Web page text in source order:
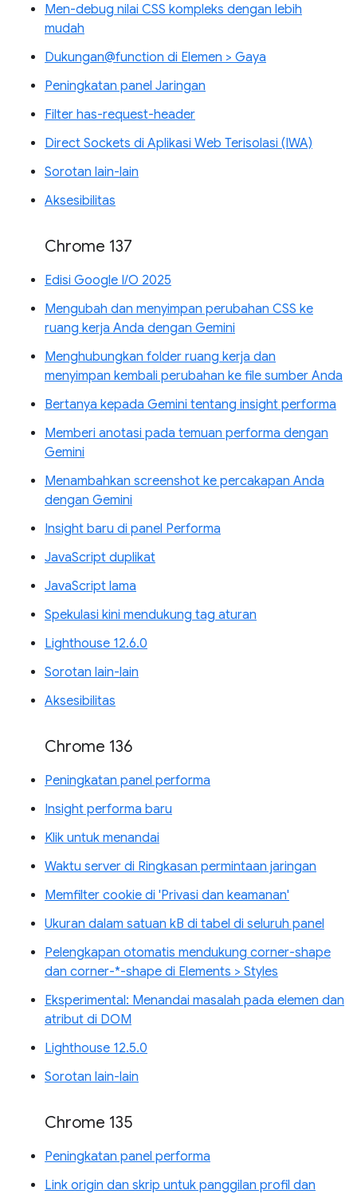
Men-debug nilai CSS kompleks dengan lebih
mudah
Dukungan@function di Elemen > Gaya
Peningkatan panel Jaringan
Filter has-request-header
Direct Sockets di Aplikasi Web Terisolasi (IWA)
Sorotan lain-lain
Aksesibilitas
Chrome 137
Edisi Google I/O 2025
Mengubah dan menyimpan perubahan CSS ke
ruang kerja Anda dengan Gemini
Menghubungkan folder ruang kerja dan
menyimpan kembali perubahan ke file sumber Anda
Bertanya kepada Gemini tentang insight performa
Memberi anotasi pada temuan performa dengan
Gemini
Menambahkan screenshot ke percakapan Anda
dengan Gemini
Insight baru di panel Performa
JavaScript duplikat
JavaScript lama
Spekulasi kini mendukung tag aturan
Lighthouse 12.6.0
Sorotan lain-lain
Aksesibilitas
Chrome 136
Peningkatan panel performa
Insight performa baru
Klik untuk menandai
Waktu server di Ringkasan permintaan jaringan
Memfilter cookie di 'Privasi dan keamanan'
Ukuran dalam satuan kB di tabel di seluruh panel
Pelengkapan otomatis mendukung corner-shape
dan corner-*-shape di Elements > Styles
Eksperimental: Menandai masalah pada elemen dan
atribut di DOM
Lighthouse 12.5.0
Sorotan lain-lain
Chrome 135
Peningkatan panel performa
Link origin dan skrip untuk panggilan profil dan